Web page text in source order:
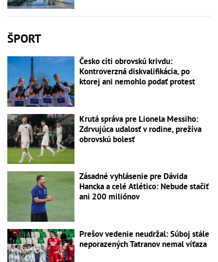
ŠPORT
Česko cíti obrovskú krivdu:
Kontroverzná diskvalifikácia, po
ktorej ani nemohlo podať protest
Krutá správa pre Lionela Messiho:
Zdrvujúca udalosť v rodine, prežíva
obrovskú bolesť
Zásadné vyhlásenie pre Dávida
Hancka a celé Atlético: Nebude stačiť
ani 200 miliónov
Prešov vedenie neudržal: Súboj stále
neporazených Tatranov nemal víťaza